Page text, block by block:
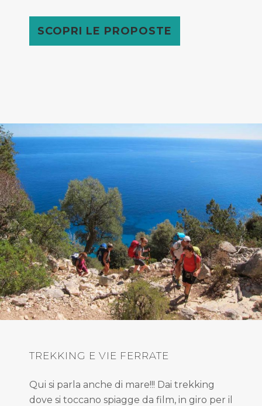
SCOPRI LE PROPOSTE
TREKKING E VIE FERRATE
Qui si parla anche di mare!!! Dai trekking
dove si toccano spiagge da film, in giro per il